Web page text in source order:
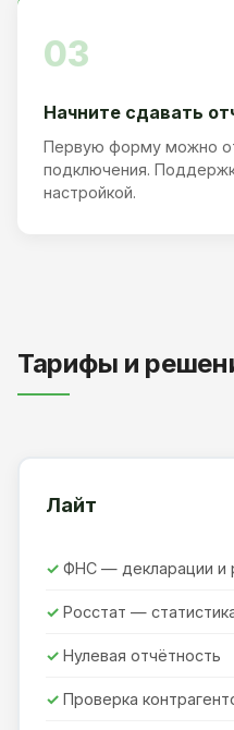
03
Начните сдавать
Первую форму можно
подключения.
настройкой.
Тарифы и
Лайт
ФНС — декларации и
Росстат —
Нулевая отчётность
Проверка